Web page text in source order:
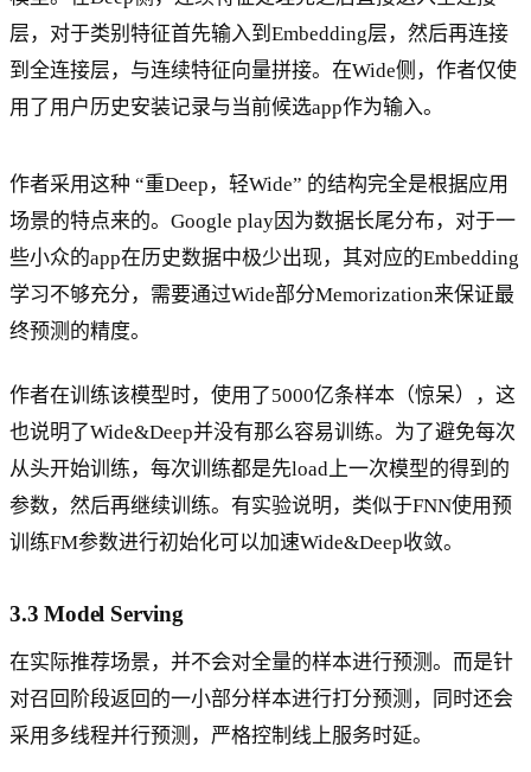
层，对于类别特征首先输入到Embedding层，然后再连接
到全连接层，与连续特征向量拼接。在Wide侧，作者仅使
用了用户历史安装记录与当前候选app作为输入。
作者采用这种 “重Deep，轻Wide” 的结构完全是根据应用
场景的特点来的。Google play因为数据长尾分布，对于一
些小众的app在历史数据中极少出现，其对应的Embedding
学习不够充分，需要通过Wide部分Memorization来保证最
终预测的精度。
作者在训练该模型时，使用了5000亿条样本（惊呆），这
也说明了Wide&Deep并没有那么容易训练。为了避免每次
从头开始训练，每次训练都是先load上一次模型的得到的
参数，然后再继续训练。有实验说明，类似于FNN使用预
训练FM参数进行初始化可以加速Wide&Deep收敛。
3.3 Model Serving
在实际推荐场景，并不会对全量的样本进行预测。而是针
对召回阶段返回的一小部分样本进行打分预测，同时还会
采用多线程并行预测，严格控制线上服务时延。